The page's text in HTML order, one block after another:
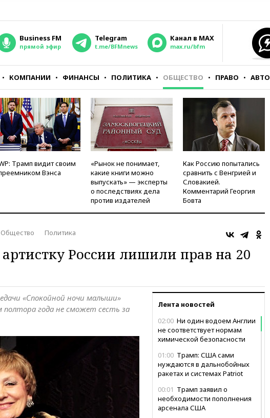
Business FM
прямой эфир
Telegram
t.me/BFMnews
Канал в MAX
max.ru/bfm
КОМПАНИИ ФИНАНСЫ ПОЛИТИКА ОБЩЕСТВО ПРАВО АВТО
Трамп видит своим
Вэнса
«Рынок не понимает,
какие книги можно
выпускать» — эксперты
о последствиях дела
против издателей
Как Россию попытались
сравнить с Венгрией и
Словакией.
Комментарий Георгия
Бовта
Общество Политика
России лишили прав на 20
Лента новостей
02:00 Ни один водоем Англии
не соответствует нормам
химической безопасности
01:00 Трамп: США сами
нуждаются в дальнобойных
ракетах и системах Patriot
00:01 Трамп заявил о
необходимости пополнения
арсенала США
«Спокойной ночи малыши»
полтора года не сможет сесть за